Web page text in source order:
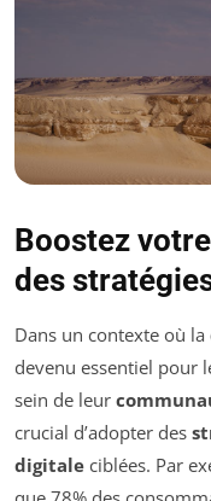
Boostez
des
Dans un contexte où la
devenu essentiel pour
sein de leur
crucial d’adopter des
digitale ciblées. Par